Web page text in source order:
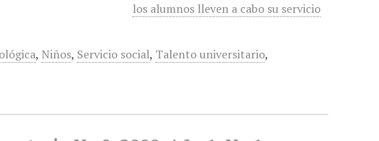
los alumnos lleven a cabo su servicio
, Niños, Servicio social, Talento universitario,